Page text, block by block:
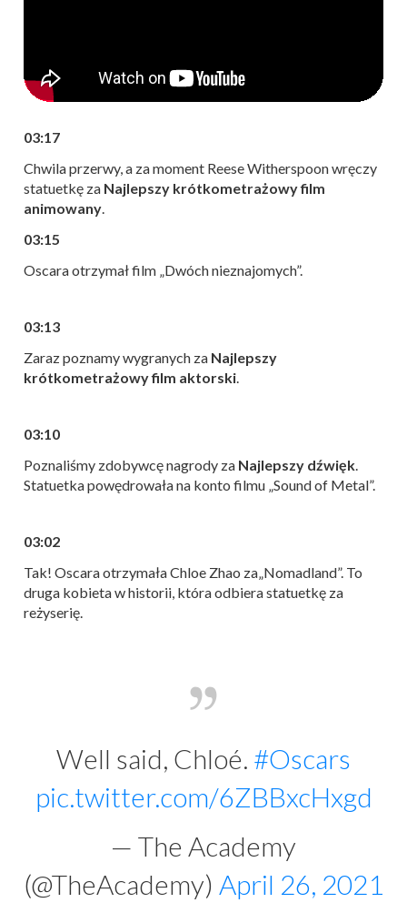
03:17
Chwila przerwy, a za moment Reese Witherspoon wręczy
statuetkę za Najlepszy krótkometrażowy film
animowany
03:15
Oscara otrzymał film „Dwóch nieznajomych”.
03:13
Zaraz poznamy wygranych za Najlepszy
krótkometrażowy film aktorski
03:10
Poznaliśmy zdobywcę nagrody za Najlepszy dźwięk
Statuetka powędrowała na konto filmu „Sound of Metal”.
03:02
Tak! Oscara otrzymała Chloe Zhao za„Nomadland”. To
druga kobieta w historii, która odbiera statuetkę za
reżyserię.
Well said, Chloé. #Oscars
pic.twitter.com/6ZBBxcHxgd
— The Academy
(@TheAcademy) April 26, 2021